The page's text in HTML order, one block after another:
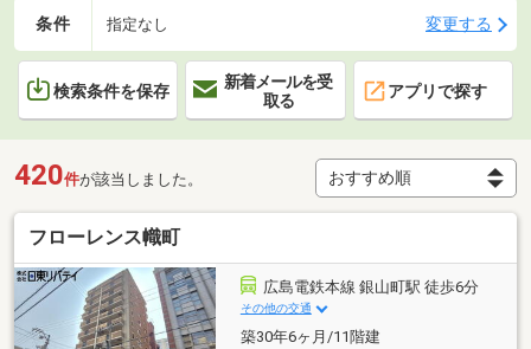
条件 指定なし 変更する
検索条件を保存
新着メールを受
取る
アプリで探す
420件が該当しました。
フローレンス幟町
広島電鉄本線 銀山町駅 徒歩6分
その他の交通
築30年6ヶ月/11階建